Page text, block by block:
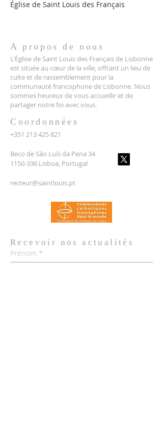
Église de Saint Louis des Français
A propos de nous
L'Église de Saint Louis des Français de Lisbonne
est située au cœur de la ville, offrant un lieu de
culte et de rassemblement pour la
communauté francophone de Lisbonne. Nous
sommes heureux de vous accueillir et de
partager notre foi avec vous.
Coordonnées
+351 213 425 821
Beco de São Luís da Pena 34
1150-336 Lisboa, Portugal
recteur@saintlouis.pt
Recevoir nosactualités
Prénom *